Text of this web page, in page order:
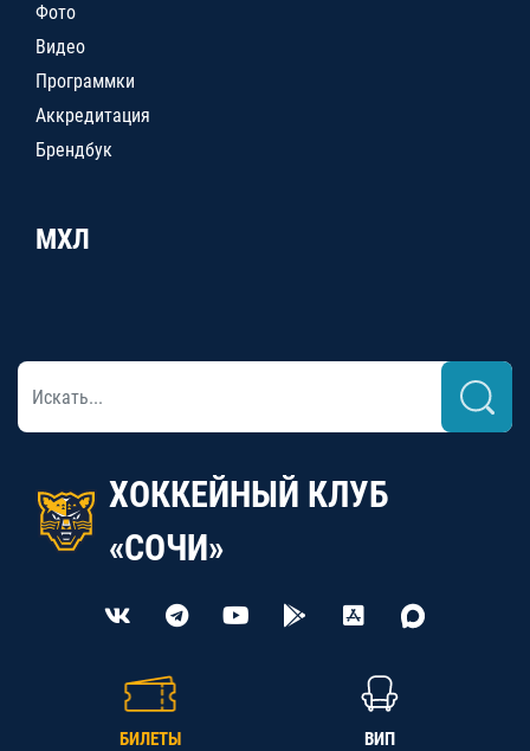
Фото
Видео
Программки
Аккредитация
Брендбук
МХЛ
ХОККЕЙНЫЙ КЛУБ
«СОЧИ»
БИЛЕТЫ ВИП